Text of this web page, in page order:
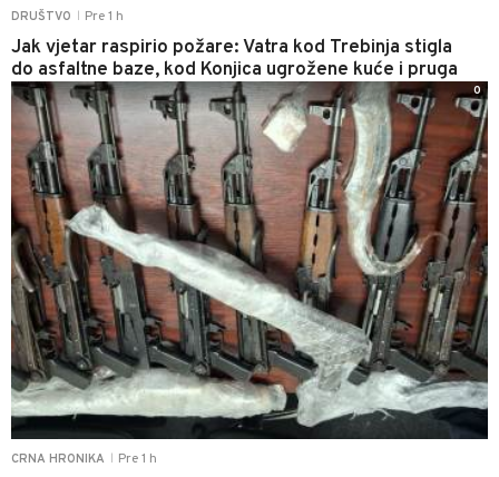
DRUŠTVO Pre 1 h
Jak vjetar raspirio požare: Vatra kod Trebinja stigla
do asfaltne baze, kod Konjica ugrožene kuće i pruga
CRNA HRONIKA Pre 1 h
0